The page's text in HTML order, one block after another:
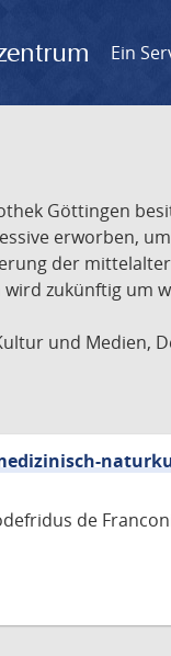
Ein
Göttingen
erworben,
der
zukünftig
und Medien,
de